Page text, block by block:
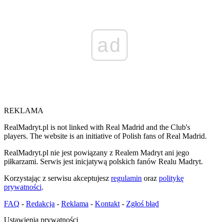
ad
REKLAMA
RealMadryt.pl is not linked with Real Madrid and the Club's
players. The website is an initiative of Polish fans of Real Madrid.
RealMadryt.pl nie jest powiązany z Realem Madryt ani jego
piłkarzami. Serwis jest inicjatywą polskich fanów Realu Madryt.
Korzystając z serwisu akceptujesz regulamin oraz politykę
prywatności.
FAQ - Redakcja - Reklama - Kontakt - Zgłoś błąd
Ustawienia prywatności